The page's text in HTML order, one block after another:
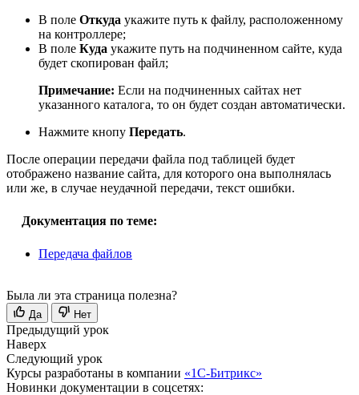
В поле Откуда укажите путь к файлу, расположенному
на контроллере;
В поле Куда укажите путь на подчиненном сайте, куда
будет скопирован файл;
Примечание: Если на подчиненных сайтах нет
указанного каталога, то он будет создан автоматически.
Нажмите кнопу Передать.
После операции передачи файла под таблицей будет
отображено название сайта, для которого она выполнялась
или же, в случае неудачной передачи, текст ошибки.
Документация по теме:
Передача файлов
Была ли эта страница полезна?
Да Нет
Предыдущий урок
Наверх
Следующий урок
Курсы разработаны в компании «1С-Битрикс»
Новинки документации в соцсетях: